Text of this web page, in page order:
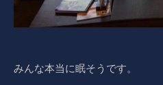
みんな本当に眠そうです。